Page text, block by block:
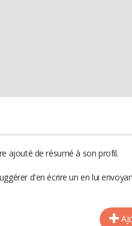
ajouté de résumé à son profil.
d'en écrire un en lui